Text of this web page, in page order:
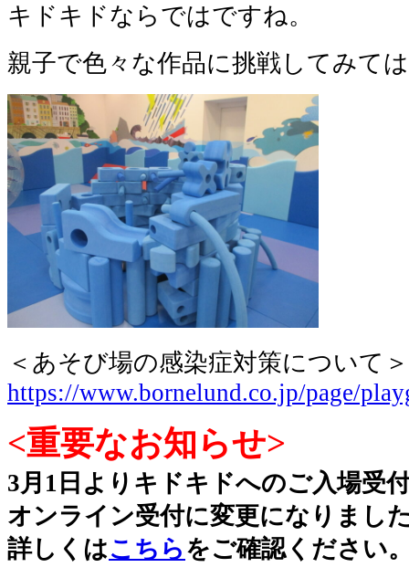
キドキドならではですね。
親子で色々な作品に挑戦してみて
＜あそび場の感染症対策について＞
https://www.bornelund.co.jp/page/
<重要なお知らせ>
3月1日よりキドキドへのご入場受
オンライン受付に変更になりまし
詳しくはこちら をご確認ください